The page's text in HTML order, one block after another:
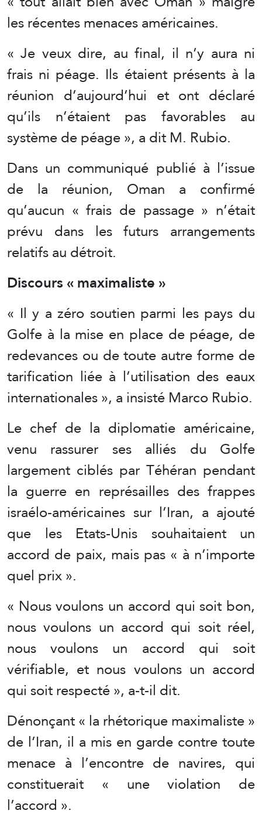
les récentes menaces américaines.
« Je veux dire, au final, il n’y aura ni
frais ni péage. Ils étaient présents à la
réunion d’aujourd’hui et ont déclaré
qu’ils n’étaient pas favorables au
système de péage », a dit M. Rubio.
Dans un communiqué publié à l’issue
de la réunion, Oman a confirmé
qu’aucun « frais de passage » n’était
prévu dans les futurs arrangements
relatifs au détroit.
Discours « maximaliste »
« Il y a zéro soutien parmi les pays du
Golfe à la mise en place de péage, de
redevances ou de toute autre forme de
tarification liée à l’utilisation des eaux
internationales », a insisté Marco Rubio.
Le chef de la diplomatie américaine,
venu rassurer ses alliés du Golfe
largement ciblés par Téhéran pendant
la guerre en représailles des frappes
israélo-américaines sur l’Iran, a ajouté
que les Etats-Unis souhaitaient un
accord de paix, mais pas « à n’importe
quel prix ».
« Nous voulons un accord qui soit bon,
nous voulons un accord qui soit réel,
nous voulons un accord qui soit
vérifiable, et nous voulons un accord
qui soit respecté », a-t-il dit.
Dénonçant « la rhétorique maximaliste »
de l’Iran, il a mis en garde contre toute
menace à l’encontre de navires, qui
constituerait « une violation de
l’accord ».